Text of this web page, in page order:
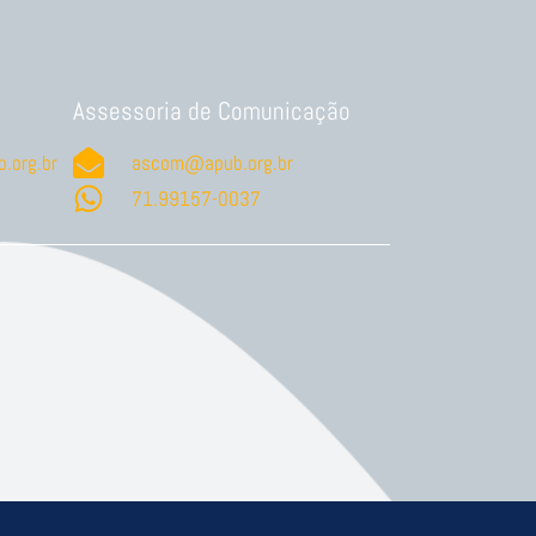
Assessoria de Comunicação
ascom@apub.org.br
71.99157-0037